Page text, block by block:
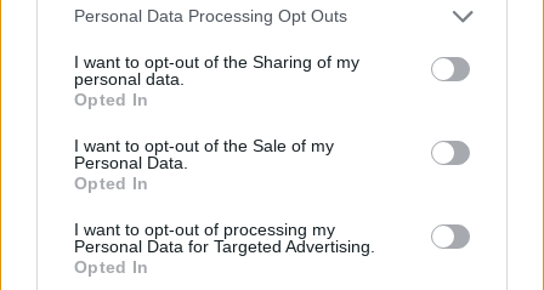
Personal Data Processing Opt Outs
I want to opt-out of the Sharing of my
personal data.
Opted In
I want to opt-out of the Sale of my
Personal Data.
Opted In
I want to opt-out of processing my
Personal Data for Targeted Advertising.
Opted In
Le elezioni di Corbyn–Euroscettico prima, forse
eurofilo poi. Contro la May e Johnson, ma mai
dichiaratamente a favore di elezioni anticipate per
misurare la sua popolarità nell’opinione pubblica
britannica. Rottamatore delNew Labour
di
blairiana memoria con uno stato maggiore che ha
con prevedibili conseguenze negative
sull’immagine di unità del partito. Fantasmi del